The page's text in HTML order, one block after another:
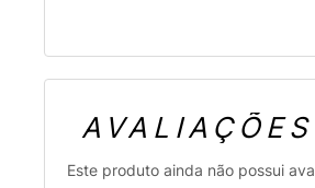
AVALIAÇÕES
Este produto ainda não possui